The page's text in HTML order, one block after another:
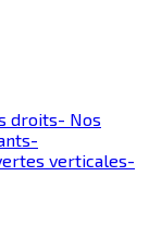
droits- Nos
-
verticales-